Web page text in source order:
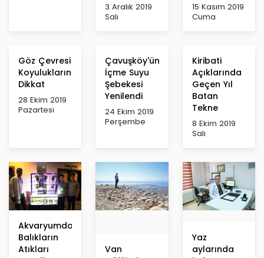
3 Aralık 2019
Salı
15 Kasım 2019
Cuma
Göz Çevresi
Koyuluklarına
Dikkat
28 Ekim 2019
Pazartesi
Çavuşköy'ün
İçme Suyu
Şebekesi
Yenilendi
24 Ekim 2019
Perşembe
Kiribati
Açıklarında
Geçen Yıl
Batan
Tekne
8 Ekim 2019
Salı
Akvaryumdaki
Balıkların
Atıkları
Van
Yaz
aylarında